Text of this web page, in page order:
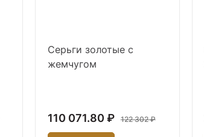
Серьги золотые с
жемчугом
110 071.80 ₽ 122 302 ₽